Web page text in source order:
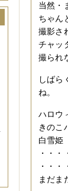
当然・
ちゃん
撮影さ
チャッ
撮られ
しばら
ね。
ハロウ
きのこ
白雪姫
・・・
・・・
まだ